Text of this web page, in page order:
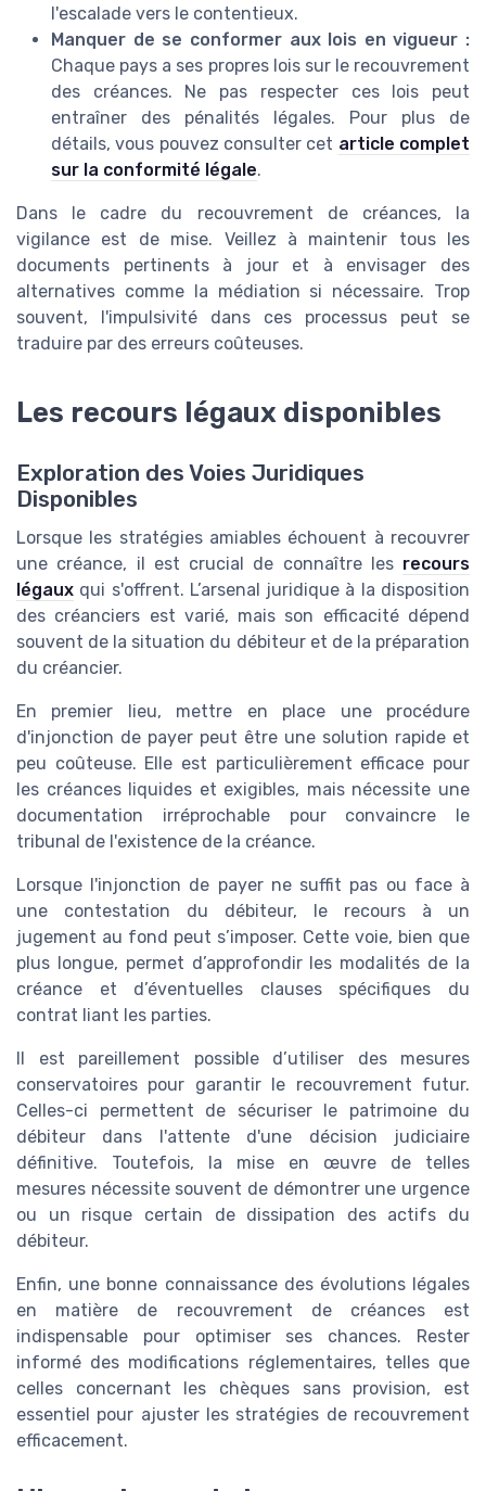
l'escalade vers le contentieux.
Manquer de se conformer aux lois en vigueur :
Chaque pays a ses propres lois sur le recouvrement
des créances. Ne pas respecter ces lois peut
entraîner des pénalités légales. Pour plus de
détails, vous pouvez consulter cet article complet
sur la conformité légale.
Dans le cadre du recouvrement de créances, la
vigilance est de mise. Veillez à maintenir tous les
documents pertinents à jour et à envisager des
alternatives comme la médiation si nécessaire. Trop
souvent, l'impulsivité dans ces processus peut se
traduire par des erreurs coûteuses.
Les recours légaux disponibles
Exploration des Voies Juridiques
Disponibles
Lorsque les stratégies amiables échouent à recouvrer
une créance, il est crucial de connaître les recours
légaux qui s'offrent. L’arsenal juridique à la disposition
des créanciers est varié, mais son efficacité dépend
souvent de la situation du débiteur et de la préparation
du créancier.
En premier lieu, mettre en place une procédure
d'injonction de payer peut être une solution rapide et
peu coûteuse. Elle est particulièrement efficace pour
les créances liquides et exigibles, mais nécessite une
documentation irréprochable pour convaincre le
tribunal de l'existence de la créance.
Lorsque l'injonction de payer ne suffit pas ou face à
une contestation du débiteur, le recours à un
jugement au fond peut s’imposer. Cette voie, bien que
plus longue, permet d’approfondir les modalités de la
créance et d’éventuelles clauses spécifiques du
contrat liant les parties.
Il est pareillement possible d’utiliser des mesures
conservatoires pour garantir le recouvrement futur.
Celles-ci permettent de sécuriser le patrimoine du
débiteur dans l'attente d'une décision judiciaire
définitive. Toutefois, la mise en œuvre de telles
mesures nécessite souvent de démontrer une urgence
ou un risque certain de dissipation des actifs du
débiteur.
Enfin, une bonne connaissance des évolutions légales
en matière de recouvrement de créances est
indispensable pour optimiser ses chances. Rester
informé des modifications réglementaires, telles que
celles concernant les chèques sans provision, est
essentiel pour ajuster les stratégies de recouvrement
efficacement.